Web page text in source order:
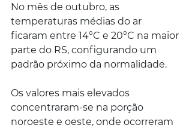
No mês de outubro, as
temperaturas médias do ar
ficaram entre 14°C e 20°C na maior
parte do RS, configurando um
padrão próximo da normalidade.
Os valores mais elevados
concentraram-se na porção
noroeste e oeste, onde ocorreram